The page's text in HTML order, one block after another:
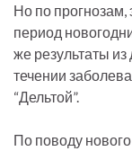
Но по прогнозам,
период
же результаты из
течении
“Дельтой”.
По поводу